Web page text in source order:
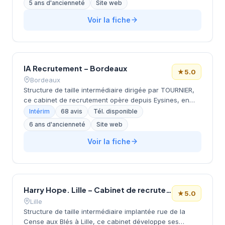
compétences. Basé à Dijon avec une approche de
chasse de tête. Très bonne notation (5.0/5 sur Google).
5 ans d'ancienneté
Site web
Voir la fiche
IA Recrutement – Bordeaux
Bordeaux
★5.0
Structure de taille intermédiaire dirigée par TOURNIER,
ce cabinet de recrutement opère depuis Eysines, en
périphérie bordelaise. Installé avenue du Médoc, il
développe ses activités de conseil en ressources
humaines avec un positionnement marqué sur le
territoire girondin. La société bénéficie d'une excellente
Intérim 68 avis
Tél. disponible
6 ans d'ancienneté
Site web
Voir la fiche
Harry Hope. Lille – Cabinet de recrutement
Lille
★5.0
Structure de taille intermédiaire implantée rue de la
Cense aux Blés à Lille, ce cabinet développe ses